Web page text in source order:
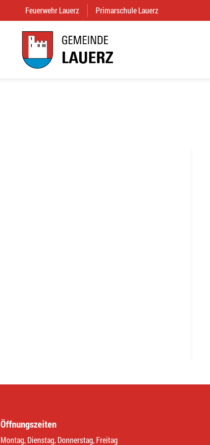
Feuerwehr Lauerz (External Link)
Primarschule Lauerz
Öffnungszeiten
Montag, Dienstag, Donnerstag, Freitag